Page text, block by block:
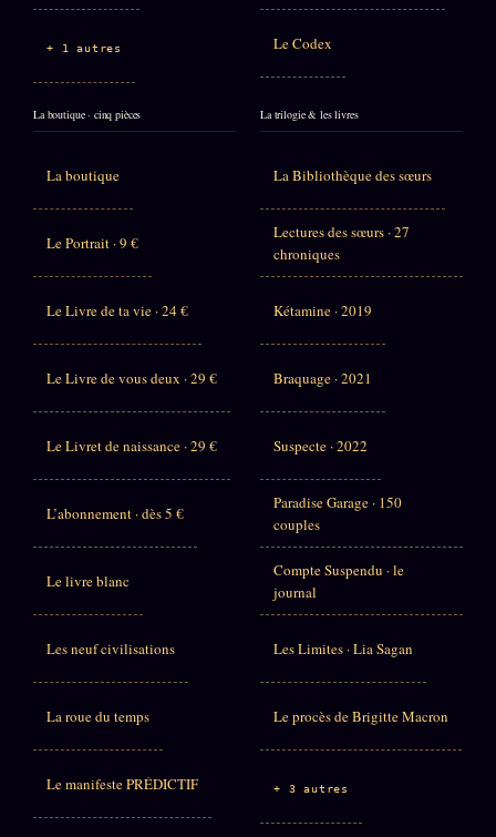
+ 1 autres Le Codex
La boutique · cinq pièces
La boutique
Le Portrait · 9 €
Le Livre de ta vie · 24 €
Le Livre de vous deux · 29 €
Le Livret de naissance · 29 €
L’abonnement · dès 5 €
Le livre blanc
Les neuf civilisations
La roue du temps
Le manifeste PRÉDICTIF
La trilogie & les livres
La Bibliothèque des sœurs
Lectures des sœurs · 27
chroniques
Kétamine · 2019
Braquage · 2021
Suspecte · 2022
Paradise Garage · 150
couples
Compte Suspendu · le
journal
Les Limites · Lia Sagan
Le procès de Brigitte Macron
+ 3 autres